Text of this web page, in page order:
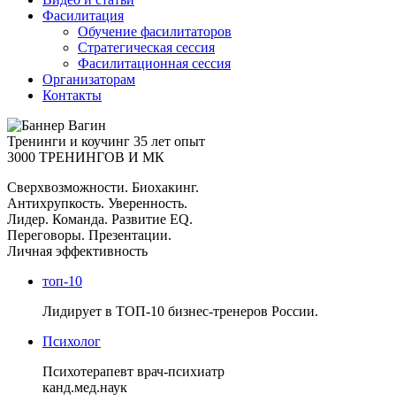
Фасилитация
Обучение фасилитаторов
Стратегическая сессия
Фасилитационная сессия
Организаторам
Контакты
Тренинги и коучинг 35 лет опыт
3000 ТРЕНИНГОВ И МК
Сверхвозможности. Биохакинг.
Антихрупкость. Уверенность.
Лидер. Команда. Развитие EQ.
Переговоры. Презентации.
Личная эффективность
топ-10
Лидирует в ТОП-10 бизнес-тренеров России.
Психолог
Психотерапевт врач-психиатр
канд.мед.наук